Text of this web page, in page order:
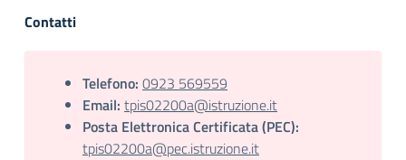
Contatti
Telefono: 0923 569559
Email: tpis02200a@istruzione.it
Posta Elettronica Certificata (PEC):
tpis02200a@pec.istruzione.it